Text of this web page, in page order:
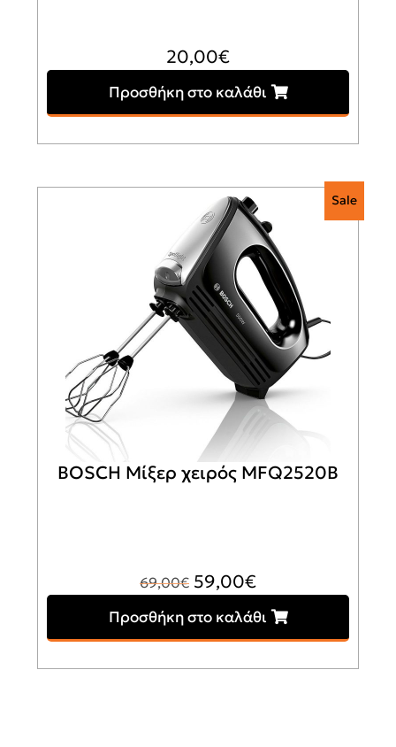
20,00€
Προσθήκη στο καλάθι
Sale
BOSCH Μίξερ χειρός MFQ2520B
69,00€ Original
was:
59,00€Η
τρέχουσα
τιμή
Προσθήκη στο καλάθι